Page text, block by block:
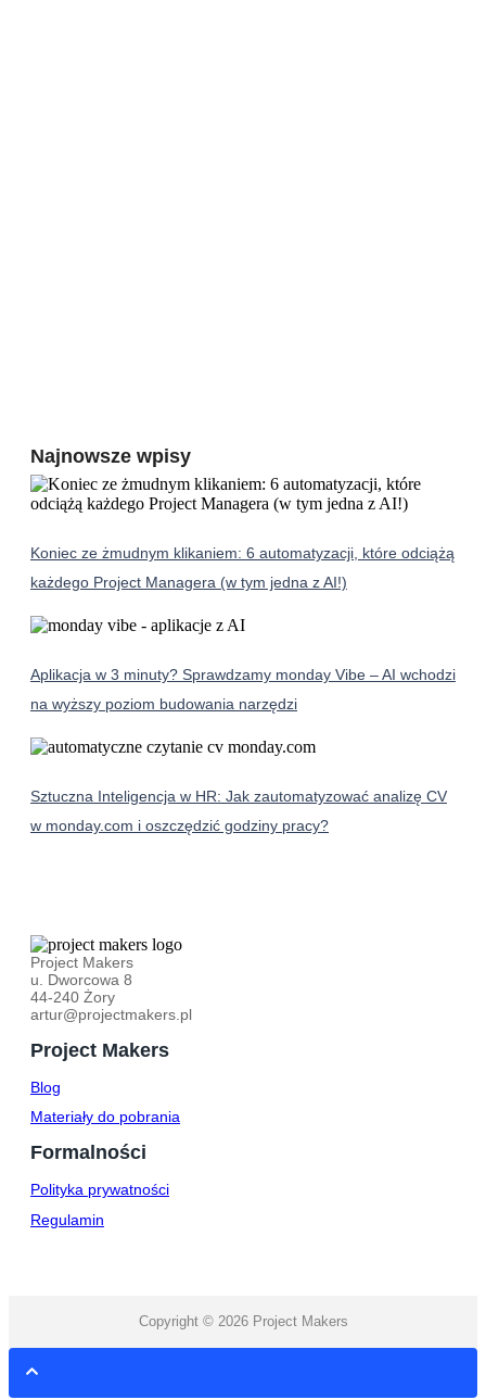
Najnowsze wpisy
Koniec ze żmudnym klikaniem: 6 automatyzacji, które odciążą
każdego Project Managera (w tym jedna z AI!)
Aplikacja w 3 minuty? Sprawdzamy monday Vibe – AI wchodzi
na wyższy poziom budowania narzędzi
Sztuczna Inteligencja w HR: Jak zautomatyzować analizę CV
w monday.com i oszczędzić godziny pracy?
Project Makers
u. Dworcowa 8
44-240 Żory
artur@projectmakers.pl
Project Makers
Blog
Materiały do pobrania
Formalności
Polityka prywatności
Regulamin
Copyright © 2026 Project Makers